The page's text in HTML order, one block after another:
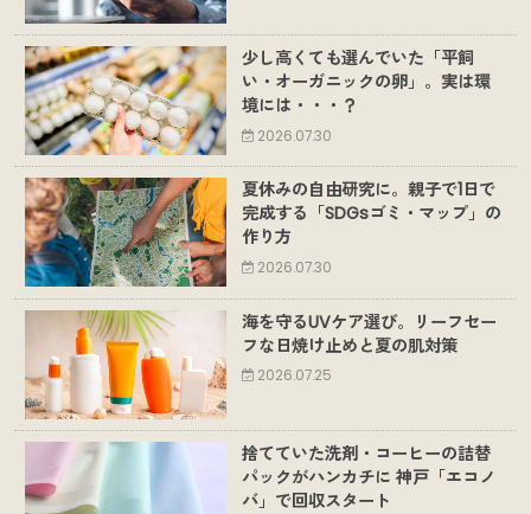
少し高くても選んでいた「平飼
い・オーガニックの卵」。実は環
境には・・・？
2026.07.30
夏休みの自由研究に。親子で1日で
完成する「SDGsゴミ・マップ」の
作り方
2026.07.30
海を守るUVケア選び。リーフセー
フな日焼け止めと夏の肌対策
2026.07.25
捨てていた洗剤・コーヒーの詰替
パックがハンカチに 神戸「エコノ
バ」で回収スタート